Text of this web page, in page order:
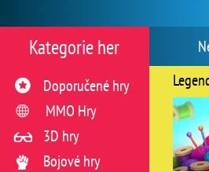
Kategorie her
Doporučené hry
MMO Hry
3D hry
Bojové hry